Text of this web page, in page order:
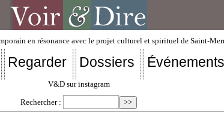
en résonance avec le projet culturel et spirituel de Saint-
Regarder Dossiers Événements
V&D sur instagram
Rechercher :